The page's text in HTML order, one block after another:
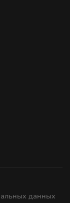
данных